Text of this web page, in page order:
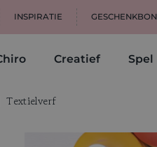
INSPIRATIE GESCHENKBON
Creatief Spel
Textielverf